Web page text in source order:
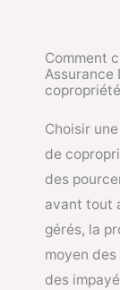
Comment
Assurance
Choisir
de
des
avant tout
gérés, la
moyen
des